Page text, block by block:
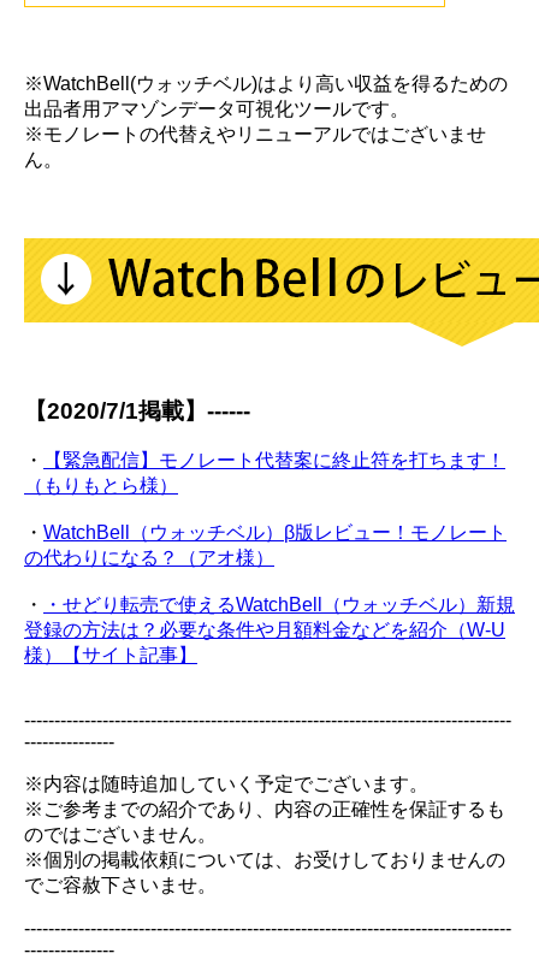
※WatchBell(ウォッチベル)はより高い収益を得るための
出品者用アマゾンデータ可視化ツールです。
※モノレートの代替えやリニューアルではございませ
ん。
【2020/7/1掲載】------
・
【緊急配信】モノレート代替案に終止符を打ちます！
（もりもとら様）
・ WatchBell（ウォッチベル）β版レビュー！モノレート
の代わりになる？（アオ様）
・
・せどり転売で使えるWatchBell（ウォッチベル）新規
登録の方法は？必要な条件や月額料金などを紹介（W-U
様）【サイト記事】
---------------------------------------------------------------------------------
---------------
※内容は随時追加していく予定でございます。
※ご参考までの紹介であり、内容の正確性を保証するも
のではございません。
※個別の掲載依頼については、お受けしておりませんの
でご容赦下さいませ。
---------------------------------------------------------------------------------
---------------